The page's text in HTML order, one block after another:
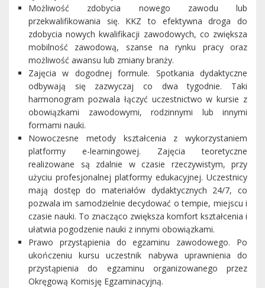
Możliwość zdobycia nowego zawodu lub
przekwalifikowania się. KKZ to efektywna droga do
zdobycia nowych kwalifikacji zawodowych, co zwiększa
mobilność zawodową, szanse na rynku pracy oraz
możliwość awansu lub zmiany branży.
Zajęcia w dogodnej formule. Spotkania dydaktyczne
odbywają się zazwyczaj co dwa tygodnie. Taki
harmonogram pozwala łączyć uczestnictwo w kursie z
obowiązkami zawodowymi, rodzinnymi lub innymi
formami nauki.
Nowoczesne metody kształcenia z wykorzystaniem
platformy e-learningowej. Zajęcia teoretyczne
realizowane są zdalnie w czasie rzeczywistym, przy
użyciu profesjonalnej platformy edukacyjnej. Uczestnicy
mają dostęp do materiałów dydaktycznych 24/7, co
pozwala im samodzielnie decydować o tempie, miejscu i
czasie nauki. To znacząco zwiększa komfort kształcenia i
ułatwia pogodzenie nauki z innymi obowiązkami.
Prawo przystąpienia do egzaminu zawodowego. Po
ukończeniu kursu uczestnik nabywa uprawnienia do
przystąpienia do egzaminu organizowanego przez
Okręgową Komisję Egzaminacyjną.